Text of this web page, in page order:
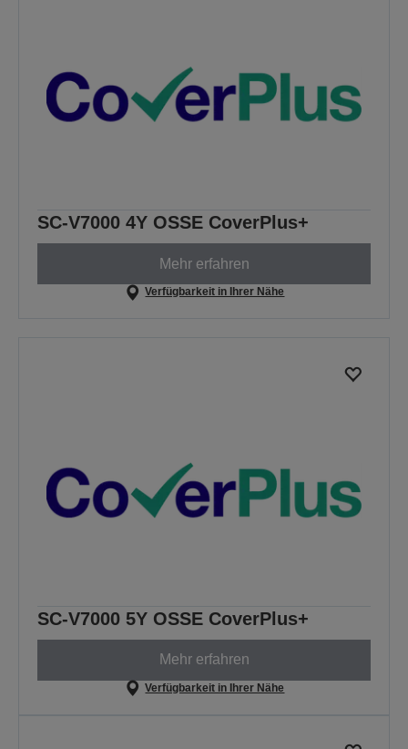
SC-V7000 4Y OSSE CoverPlus+
Mehr erfahren
Verfügbarkeit in Ihrer Nähe
SC-V7000 5Y OSSE CoverPlus+
Mehr erfahren
Verfügbarkeit in Ihrer Nähe